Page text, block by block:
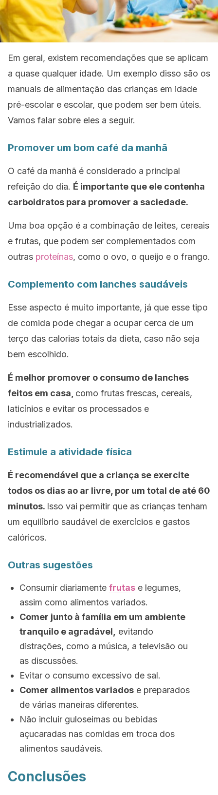
Em geral, existem recomendações que se aplicam
a quase qualquer idade. Um exemplo disso são os
manuais de alimentação das crianças em idade
pré-escolar e escolar, que podem ser bem úteis.
Vamos falar sobre eles a seguir.
Promover um bom café da manhã
O café da manhã é considerado a principal
refeição do dia. É importante que ele contenha
carboidratos para promover a saciedade.
Uma boa opção é a combinação de leites, cereais
e frutas, que podem ser complementados com
outras proteínas, como o ovo, o queijo e o frango.
Complemento com lanches saudáveis ​​
Esse aspecto é muito importante, já que esse tipo
de comida pode chegar a ocupar cerca de um
terço das calorias totais da dieta, caso não seja
bem escolhido.
É melhor promover o consumo de lanches
feitos em casa, como frutas frescas, cereais,
laticínios e evitar os processados e
industrializados.
Estimule a atividade física
É recomendável que a criança se exercite
todos os dias ao ar livre, por um total de até 60
minutos. Isso vai permitir que as crianças tenham
um equilíbrio saudável de exercícios e gastos
calóricos.
Outras sugestões
Consumir diariamente frutas e legumes,
assim como alimentos variados.
Comer junto à família em um ambiente
tranquilo e agradável,
evitando
distrações, como a música, a televisão ou
as discussões.
Evitar o consumo excessivo de sal.
Comer alimentos variados e preparados
de várias maneiras diferentes.
Não incluir guloseimas ou bebidas
açucaradas nas comidas em troca dos
alimentos saudáveis.
Conclusões